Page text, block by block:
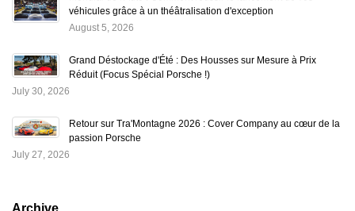
véhicules grâce à un théâtralisation d'exception
August 5, 2026
Grand Déstockage d'Été : Des Housses sur Mesure à Prix
Réduit (Focus Spécial Porsche !)
July 30, 2026
Retour sur Tra'Montagne 2026 : Cover Company au cœur de la
passion Porsche
July 27, 2026
Archive